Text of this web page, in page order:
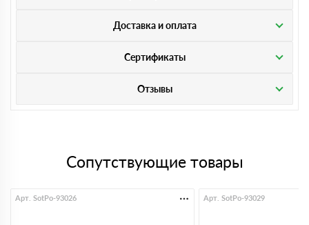
Доставка и оплата
Сертификаты
Отзывы
Сопутствующие товары
Арт. SotPo-93026 Арт. SotPo-93029